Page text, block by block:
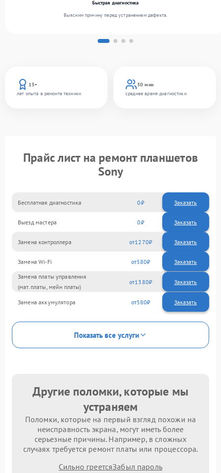
13+
лет опыта в ремонте техники
30 мин
среднее время диагностики
Быстрая диагностика
Выясним причину перед устранением дефекта.
Прайс лист на ремонт планшетов
Sony
Бесплатная диагностика 0 Заказать
Выезд мастера 0 Заказать
Замена контроллера 1270
Замена Wi-Fi 580
Замена платы управления
(мат.платы, мейн платы)
1380
Замена аккумулятора 580
Показать все услуги
Другие поломки, которые мы
устраняем
Поломки, которые на первый взгляд похожи на
неисправность экрана, могут иметь более
серьезные причины. Например, в сложных
случаях требуется ремонт платы или процессора.
Сильно греетсяЗабыл пароль